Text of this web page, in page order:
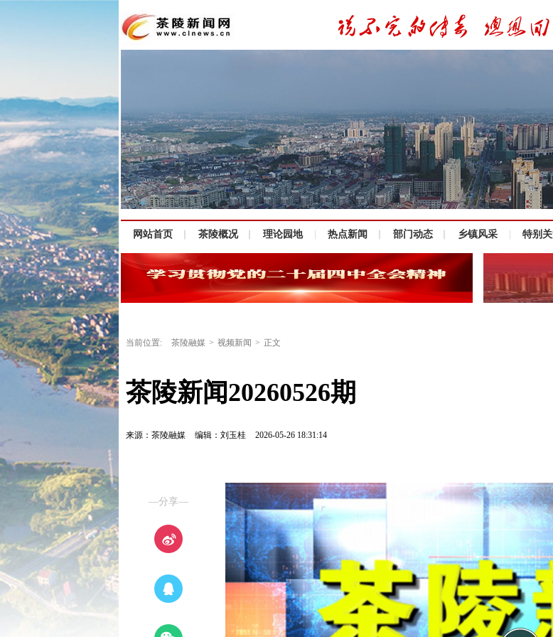
网站首页 茶陵概况 理论园地 热点新闻 部门动态 乡镇风采 特别
当前位置: 茶陵融媒 > 视频新闻 > 正文
茶陵新闻20260526期
来源：茶陵融媒 编辑：刘玉桂 2026-05-26 18:31:14
—分享—